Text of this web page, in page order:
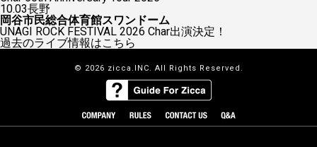
10.03長野
岡谷市民総合体育館スワンドーム
UNAGI ROCK FESTIVAL 2026 Char出演決定！
過去のライブ情報はこちら
© 2026 zicca.INC. All Rights Reserved.